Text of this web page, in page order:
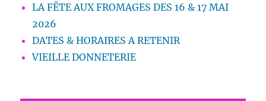
LA FÊTE AUX FROMAGES DES 16 & 17 MAI
2026
DATES & HORAIRES A RETENIR
VIEILLE DONNETERIE